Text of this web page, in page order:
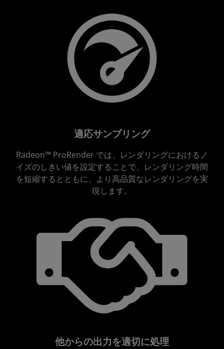
適応サンプリング
Radeon™ ProRender では、レンダリングにおけるノ
イズのしきい値を設定することで、レンダリング時間
を短縮するとともに、より高品質なレンダリングを実
現します。
他からの出力を適切に処理